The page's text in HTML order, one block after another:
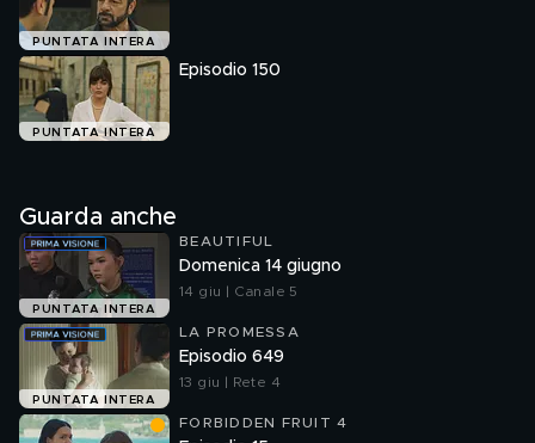
PUNTATA INTERA
PUNTATA INTERA
Episodio 150
Guarda anche
PUNTATA INTERA
BEAUTIFUL
Domenica 14 giugno
14 giu | Canale 5
PUNTATA INTERA
LA PROMESSA
Episodio 649
13 giu | Rete 4
FORBIDDEN FRUIT 4